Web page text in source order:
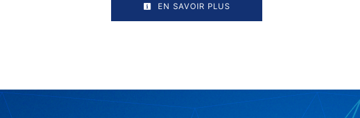
EN SAVOIR PLUS